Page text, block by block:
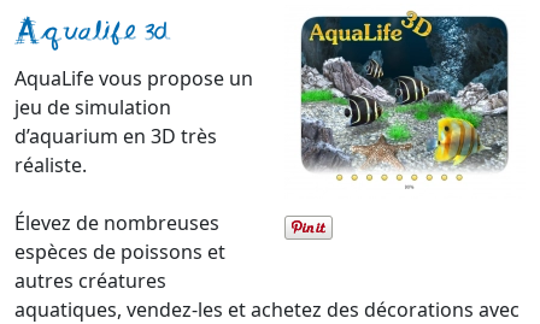
Aqualife 3d
AquaLife vous propose un
jeu de simulation
d’aquarium en 3D très
réaliste.
Élevez de nombreuses
espèces de poissons et
autres créatures
aquatiques, vendez-les et achetez des décorations avec